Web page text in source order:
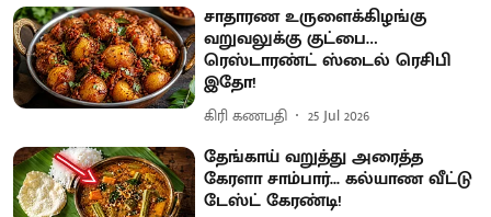
சாதாரண உருளைக்கிழங்கு
வறுவலுக்கு குட்பை…
ரெஸ்டாரண்ட் ஸ்டைல் ரெசிபி
இதோ!
கிரி கணபதி 25 Jul 2026
தேங்காய் வறுத்து அரைத்த
கேரளா சாம்பார்... கல்யாண வீட்டு
டேஸ்ட் கேரண்டி!